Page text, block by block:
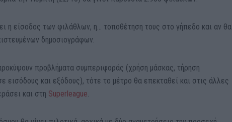
η είσοδος των φιλάθλων, η… τοποθέτηση τους στο γήπεδο και αν θα
δημοσιογράφων.
προβλήματα συμπεριφοράς (χρήση μάσκας, τήρηση
και εξόδους), τότε το μέτρο θα επεκταθεί και στις άλλες
και στη Superleague.